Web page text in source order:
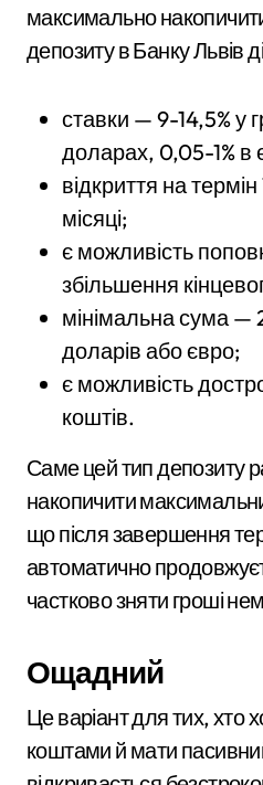
максимально
депозиту в Банку Львів
ставки — 9-14,5% у
доларах, 0,05-1% в
відкриття на
місяці;
є можливість
збільшення
мінімальна сума —
доларів або євро;
є можливість
коштів.
Саме цей тип депозиту
накопичити
що після завершення
автоматично
частково зняти гроші
Ощадний
Це варіант для тих, хто
коштами й мати